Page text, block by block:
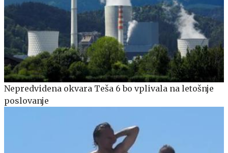
Nepredvidena okvara Teša 6 bo vplivala na letošnje
poslovanje